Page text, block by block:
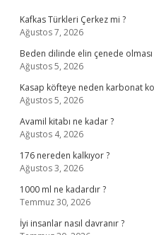
Kafkas Türkleri Çerkez mi ?
Ağustos 7, 2026
Beden dilinde elin çenede
Ağustos 5, 2026
Kasap köfteye neden karbonat
Ağustos 5, 2026
Avamil kitabı ne kadar ?
Ağustos 4, 2026
176 nereden kalkıyor ?
Ağustos 3, 2026
1000 ml ne kadardır ?
Temmuz 30, 2026
İyi insanlar nasıl davranır ?